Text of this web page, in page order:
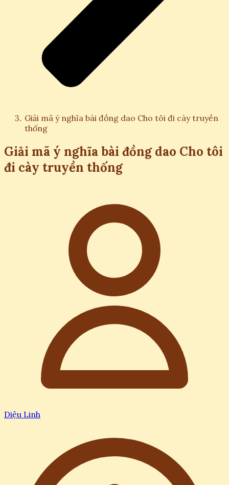
Giải mã ý nghĩa bài đồng dao Cho tôi đi cày truyền
thống
Giải mã ý nghĩa bài đồng dao Cho tôi
đi cày truyền thống
Diệu Linh